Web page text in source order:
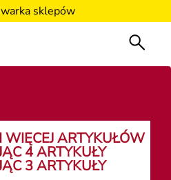
sklepów
ARTYKUŁÓW
4 ARTYKUŁY
3 ARTYKUŁY